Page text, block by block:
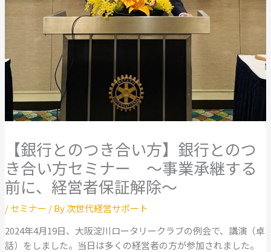
ー
【銀行とのつき合い方】銀行とのつ
き合い方セミナー ～事業承継する
前に、経営者保証解除～
/セミナー / By次世代経営サポート
2024年4月19日、大阪淀川ロータリークラブの例会で、講演（卓
話）をしました。当日は多くの経営者の方が参加されました。